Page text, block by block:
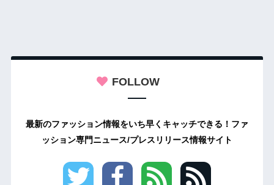
FOLLOW
最新のファッション情報をいち早くキャッチできる！ファ
ッション専門ニュース/プレスリリース情報サイト